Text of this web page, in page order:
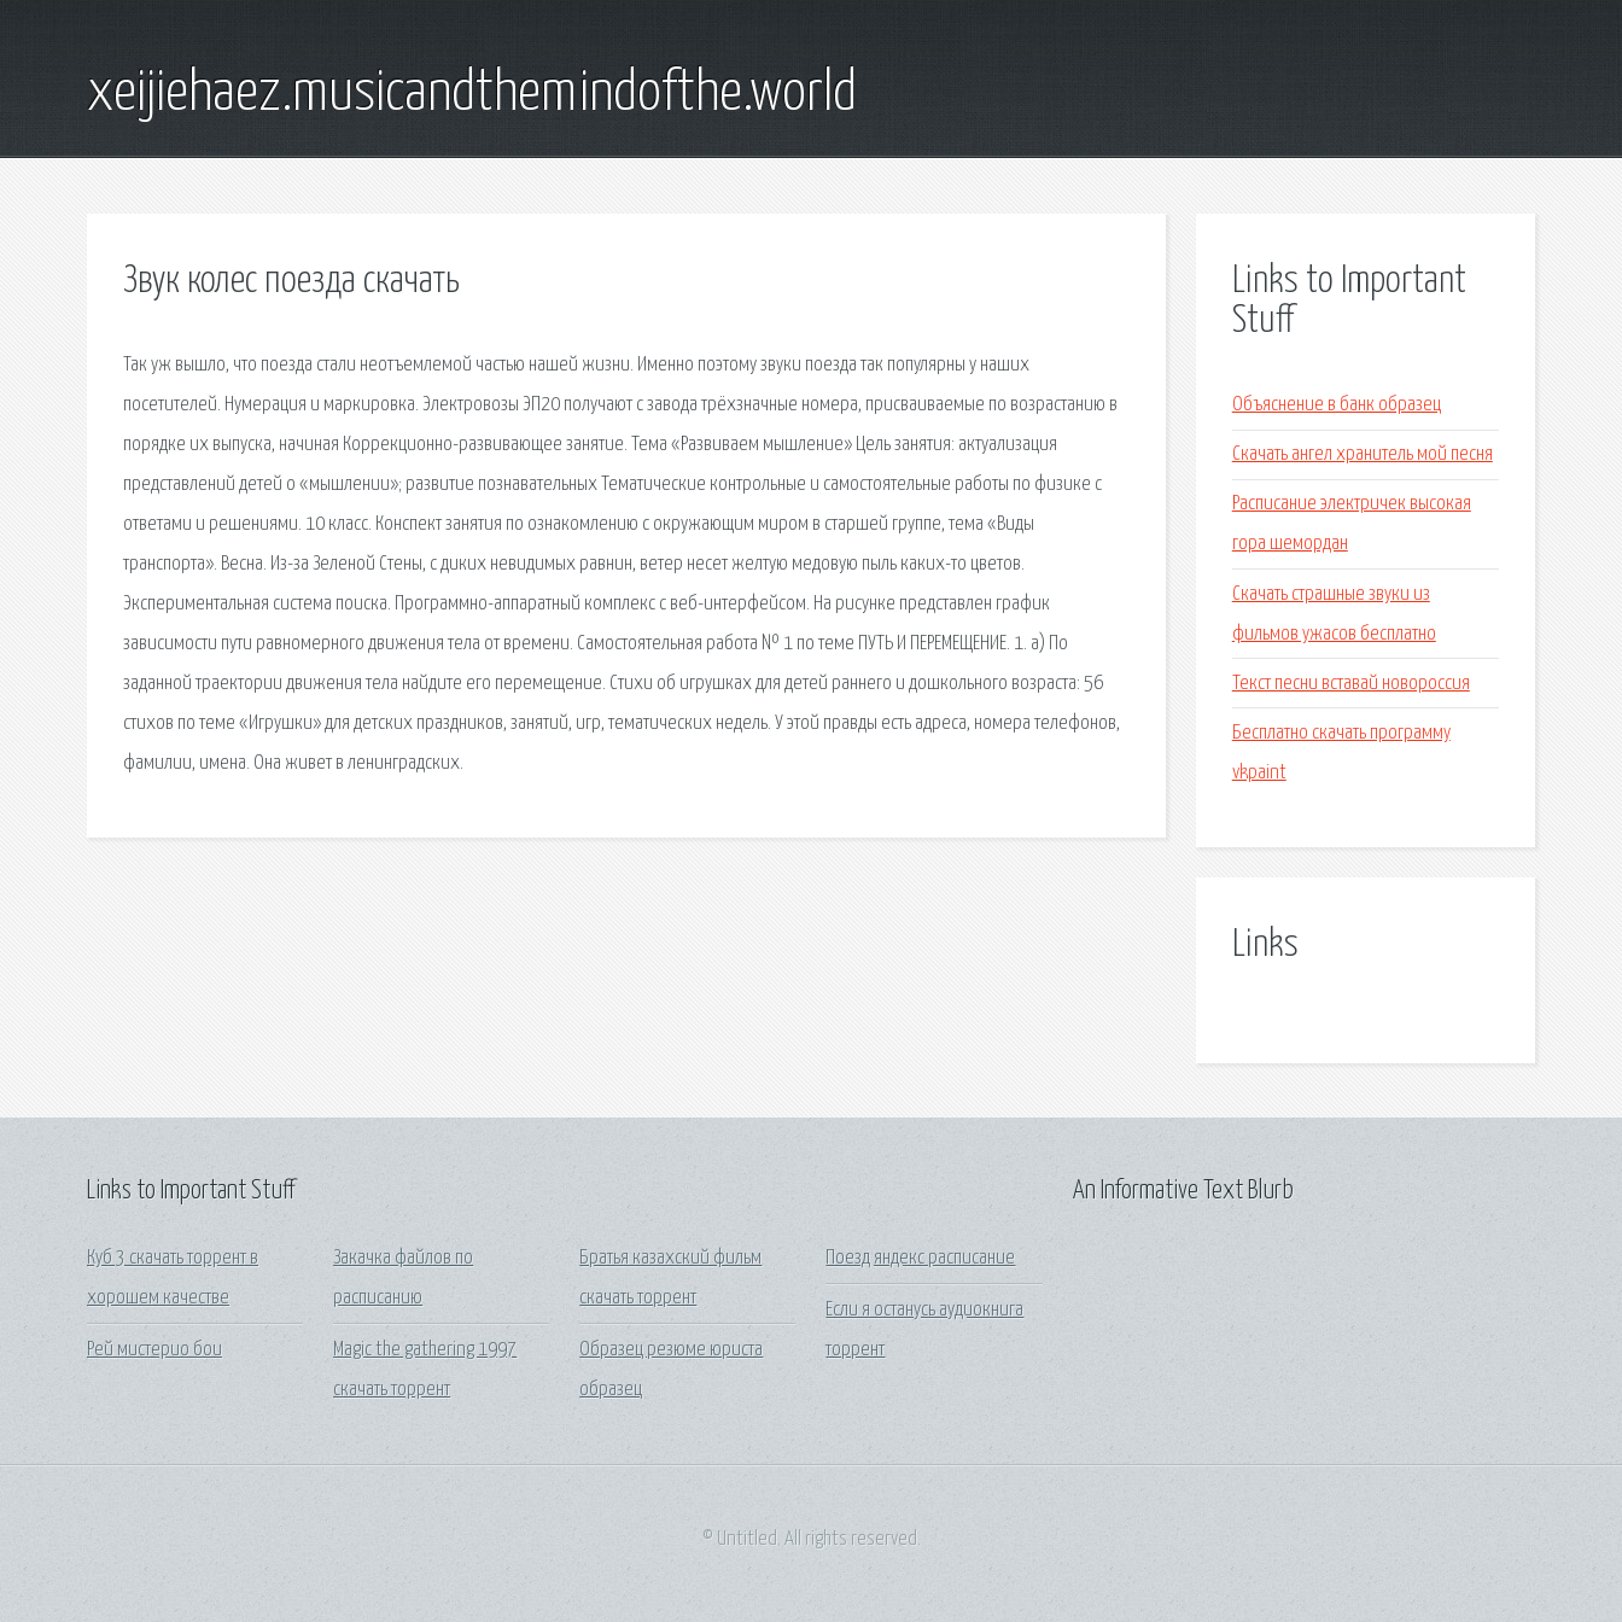
xeijiehaez.musicandthemindofthe.world
Звук колес поезда скачать
Так уж вышло, что поезда стали неотъемлемой частью нашей жизни. Именно поэтому звуки поезда так популярны у наших
посетителей. Нумерация и маркировка. Электровозы ЭП20 получают с завода трёхзначные номера, присваиваемые по возрастанию в
порядке их выпуска, начиная Коррекционно-развивающее занятие. Тема «Развиваем мышление» Цель занятия: актуализация
представлений детей о «мышлении»; развитие познавательных Тематические контрольные и самостоятельные работы по физике с
ответами и решениями. 10 класс. Конспект занятия по ознакомлению с окружающим миром в старшей группе, тема «Виды
транспорта». Весна. Из-за Зеленой Стены, с диких невидимых равнин, ветер несет желтую медовую пыль каких-то цветов.
Экспериментальная система поиска. Программно-аппаратный комплекс с веб-интерфейсом. На рисунке представлен график
зависимости пути равномерного движения тела от времени. Самостоятельная работа № 1 по теме ПУТЬ И ПЕРЕМЕЩЕНИЕ. 1. а) По
заданной траектории движения тела найдите его перемещение. Стихи об игрушках для детей раннего и дошкольного возраста: 56
стихов по теме «Игрушки» для детских праздников, занятий, игр, тематических недель. У этой правды есть адреса, номера телефонов,
фамилии, имена. Она живет в ленинградских.
Links to Important
Stuff
Объяснение в банк образец
Скачать ангел хранитель мой песня
Расписание электричек высокая
гора шемордан
Скачать страшные звуки из
фильмов ужасов бесплатно
Текст песни вставай новороссия
Бесплатно скачать программу
vkpaint
Links
Links to Important Stuff
Куб 3 скачать торрент в
хорошем качестве
Рей мистерио бои
Закачка файлов по
расписанию
Magic the gathering 1997
скачать торрент
Братья казахский фильм
скачать торрент
Образец резюме юриста
образец
Поезд яндекс расписание
Если я останусь аудиокнига
торрент
An Informative Text Blurb
© Untitled. All rights reserved.